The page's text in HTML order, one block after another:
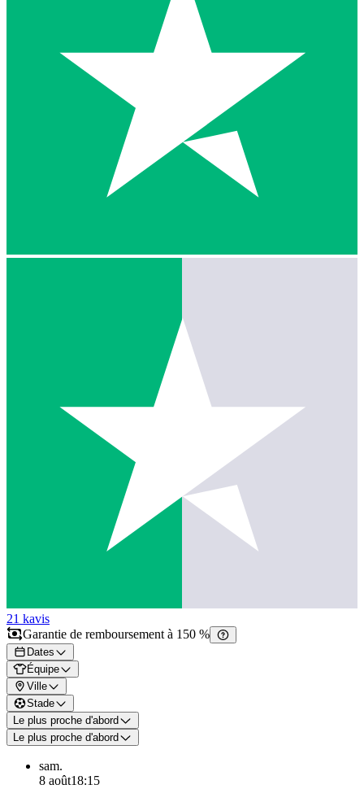
21 kavis
Garantie de remboursement à 150 %
Dates
Équipe
Ville
Stade
Le plus proche d'abord
Le plus proche d'abord
sam.
8 août18:15